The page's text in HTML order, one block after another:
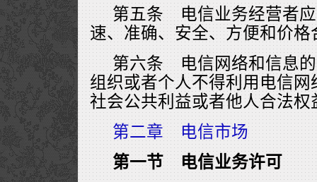
第五条 电信业务经营者
速、准确、安全、方便和价
第六条 电信网络和信息
组织或者个人不得利用电信
社会公共利益或者他人合法权
第二章 电信市场
第一节 电信业务许可